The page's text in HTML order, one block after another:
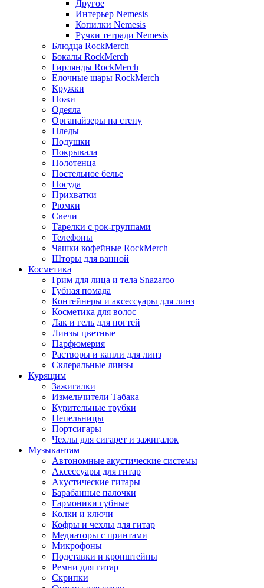
Другое
Интерьер Nemesis
Копилки Nemesis
Ручки тетради Nemesis
Блюдца RockMerch
Бокалы RockMerch
Гирлянды RockMerch
Елочные шары RockMerch
Кружки
Ножи
Одеяла
Органайзеры на стену
Пледы
Подушки
Покрывала
Полотенца
Постельное белье
Посуда
Прихватки
Рюмки
Свечи
Тарелки с рок-группами
Телефоны
Чашки кофейные RockMerch
Шторы для ванной
Косметика
Грим для лица и тела Snazaroo
Губная помада
Контейнеры и аксессуары для линз
Косметика для волос
Лак и гель для ногтей
Линзы цветные
Парфюмерия
Растворы и капли для линз
Склеральные линзы
Курящим
Зажигалки
Измельчители Табака
Курительные трубки
Пепельницы
Портсигары
Чехлы для сигарет и зажигалок
Музыкантам
Автономные акустические системы
Аксессуары для гитар
Акустические гитары
Барабанные палочки
Гармоники губные
Колки и ключи
Кофры и чехлы для гитар
Медиаторы с принтами
Микрофоны
Подставки и кронштейны
Ремни для гитар
Скрипки